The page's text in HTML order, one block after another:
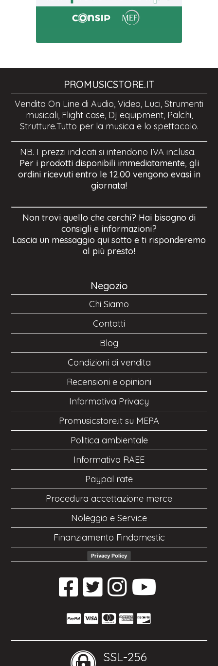
PROMUSICSTORE.IT
Vendita On Line di Audio, Video, Luci, Strumenti
musicali, Flight case, Dj equipment, Palchi,
Strutture.Tutto per la musica e lo spettacolo.
NB. I prezzi indicati si intendono IVA inclusa.
Per i prodotti disponibili immediatamente, gli
ordini ricevuti entro le 12.00 vengono evasi in
giornata!
Non trovi quello che cerchi? Hai bisogno di
consigli e informazioni?
Lascia un messaggio qui sotto e ti risponderemo
al più presto!
Negozio
Chi Siamo
Contatti
Blog
Condizioni di vendita
Recensioni e opinioni
Informativa Privacy
Promusicstore.it su MEPA
Politica ambientale
Informativa RAEE
Paypal rate
Procedura accettazione merce
Noleggio e Service
Finanziamento Findomestic
Privacy Policy
SSL-256